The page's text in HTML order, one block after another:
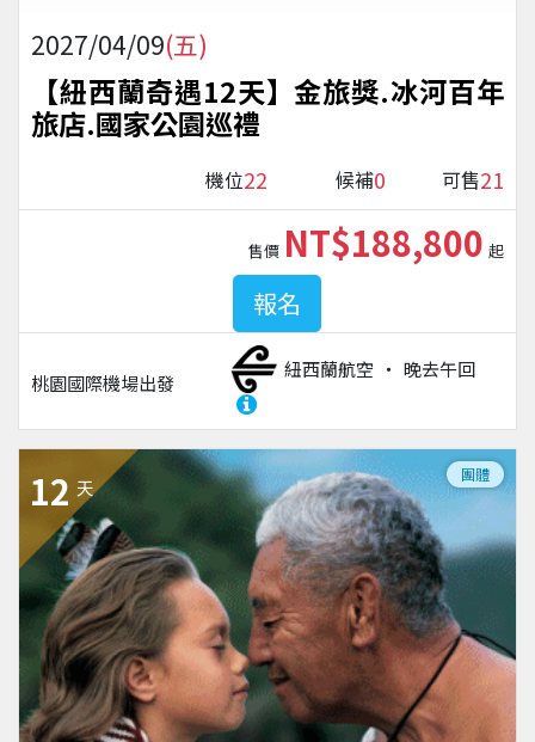
2027/04/09(五)
【紐西蘭奇遇12天】金旅獎.冰河百年
旅店.國家公園巡禮
機位22 候補0 可售21
桃園國際機場出發
紐西蘭航空 晚去午回
售價 NT$188,800 起
報名
12 天
團體